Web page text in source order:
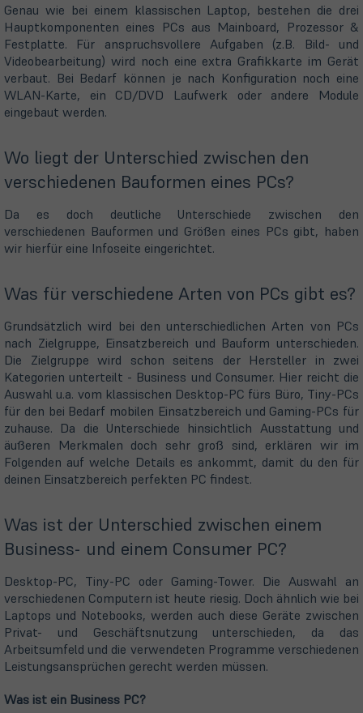
Genau wie bei einem klassischen Laptop, bestehen die drei
Hauptkomponenten eines PCs aus Mainboard, Prozessor &
Festplatte. Für anspruchsvollere Aufgaben (z.B. Bild- und
Videobearbeitung) wird noch eine extra Grafikkarte im Gerät
verbaut. Bei Bedarf können je nach Konfiguration noch eine
WLAN-Karte, ein CD/DVD Laufwerk oder andere Module
eingebaut werden.
Wo liegt der Unterschied zwischen den
verschiedenen Bauformen eines PCs?
Da es doch deutliche Unterschiede zwischen den
verschiedenen Bauformen und Größen eines PCs gibt, haben
wir hierfür eine Infoseite eingerichtet.
Was für verschiedene Arten von PCs gibt es?
Grundsätzlich wird bei den unterschiedlichen Arten von PCs
nach Zielgruppe, Einsatzbereich und Bauform unterschieden.
Die Zielgruppe wird schon seitens der Hersteller in zwei
Kategorien unterteilt - Business und Consumer. Hier reicht die
Auswahl u.a. vom klassischen Desktop-PC fürs Büro, Tiny-PCs
für den bei Bedarf mobilen Einsatzbereich und Gaming-PCs für
zuhause. Da die Unterschiede hinsichtlich Ausstattung und
äußeren Merkmalen doch sehr groß sind, erklären wir im
Folgenden auf welche Details es ankommt, damit du den für
deinen Einsatzbereich perfekten PC findest.
Was ist der Unterschied zwischen einem
Business- und einem Consumer PC?
Desktop-PC, Tiny-PC oder Gaming-Tower. Die Auswahl an
verschiedenen Computern ist heute riesig. Doch ähnlich wie bei
Laptops und Notebooks, werden auch diese Geräte zwischen
Privat- und Geschäftsnutzung unterschieden, da das
Arbeitsumfeld und die verwendeten Programme verschiedenen
Leistungsansprüchen gerecht werden müssen.
Was ist ein Business PC?